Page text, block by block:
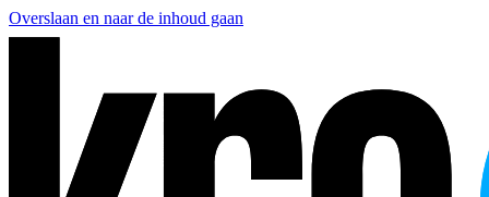
Overslaan en naar de inhoud gaan